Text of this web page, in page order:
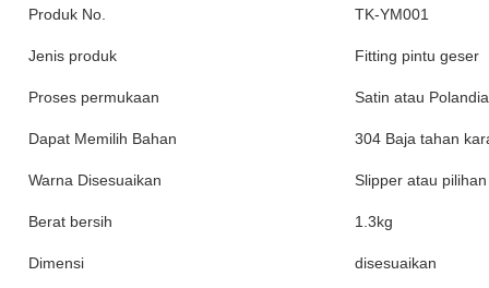
Produk No. TK-YM001
Jenis produk Fitting pintu geser
Proses permukaan Satin atau Polandia
Dapat Memilih Bahan 304 Baja tahan
Warna Disesuaikan Slipper atau
Berat bersih 1.3kg
Dimensi disesuaikan